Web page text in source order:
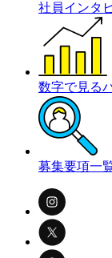
社員インタ
数字で見る
募集要項一